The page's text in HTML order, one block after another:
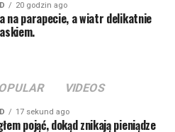
20 godzin ago
na parapecie, a wiatr delikatnie
VIDEOS
17 sekund ago
pojąć, dokąd znikają pieniądze